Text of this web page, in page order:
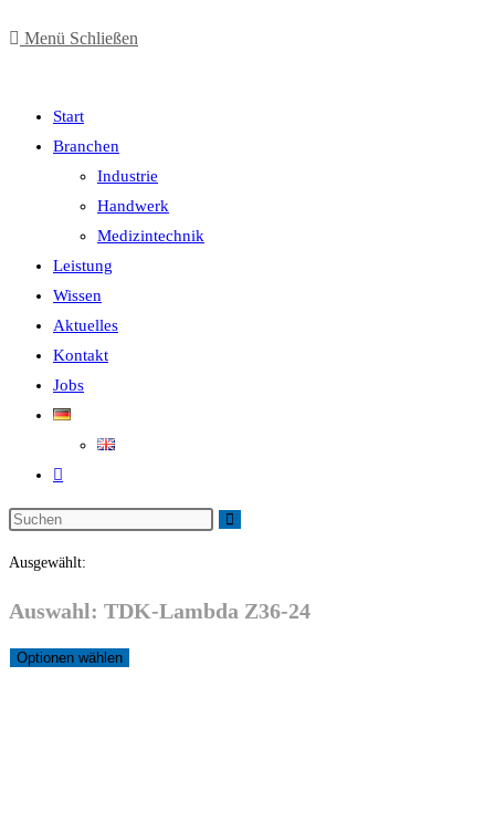
Menü Schließen
Start
Branchen
Industrie
Handwerk
Medizintechnik
Leistung
Wissen
Aktuelles
Kontakt
Jobs
Ausgewählt:
Auswahl: TDK-Lambda Z36-24
Optionen wählen